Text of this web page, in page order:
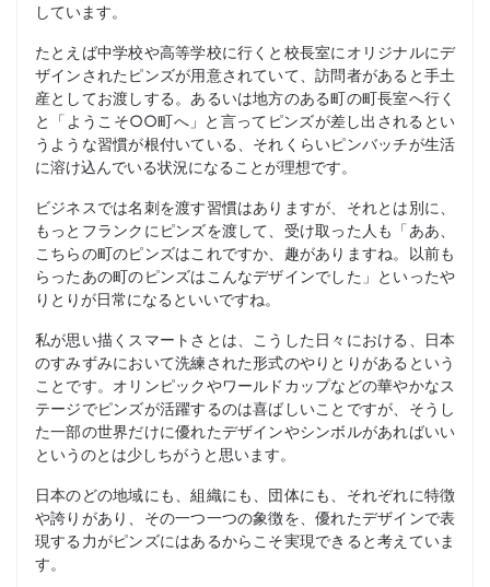
しています。
たとえば中学校や高等学校に行くと校長室にオリジナルにデ
ザインされたピンズが用意されていて、訪問者があると手土
産としてお渡しする。あるいは地方のある町の町長室へ行く
と「ようこそ○○町へ」と言ってピンズが差し出されるとい
うような習慣が根付いている、それくらいピンバッチが生活
に溶け込んでいる状況になることが理想です。
ビジネスでは名刺を渡す習慣はありますが、それとは別に、
もっとフランクにピンズを渡して、受け取った人も「ああ、
こちらの町のピンズはこれですか、趣がありますね。以前も
らったあの町のピンズはこんなデザインでした」といったや
りとりが日常になるといいですね。
私が思い描くスマートさとは、こうした日々における、日本
のすみずみにおいて洗練された形式のやりとりがあるという
ことです。オリンピックやワールドカップなどの華やかなス
テージでピンズが活躍するのは喜ばしいことですが、そうし
た一部の世界だけに優れたデザインやシンボルがあればいい
というのとは少しちがうと思います。
日本のどの地域にも、組織にも、団体にも、それぞれに特徴
や誇りがあり、その一つ一つの象徴を、優れたデザインで表
現する力がピンズにはあるからこそ実現できると考えていま
す。